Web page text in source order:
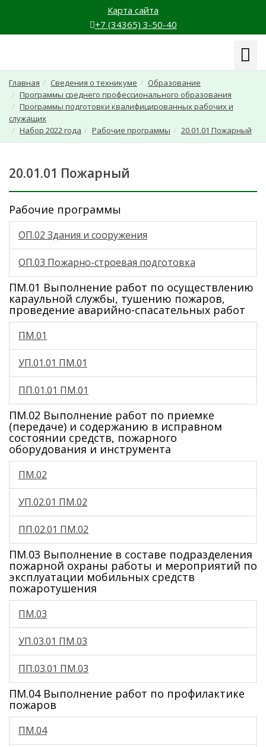
Карта сайта
+7 (34365) 3-50-40
Главная Сведения о техникуме
Образование
Программы среднего профессионального образования
Программы подготовки квалифицированных рабочих и
служащих
Набор 2022 года
Рабочие программы 20.01.01 Пожарный
20.01.01 Пожарный
Рабочие программы
ОП.02 Здания и сооружения
ОП.03 Пожарно-строевая подготовка
ПМ.01 Выполнение работ по осуществлению
караульной службы, тушению пожаров,
проведение аварийно-спасательных работ
ПМ.01
УП.01.01 ПМ.01
ПП.01.01 ПМ.01
ПМ.02 Выполнение работ по приемке
(передаче) и содержанию в исправном
состоянии средств, пожарного
оборудования и инструмента
ПМ.02
УП.02.01 ПМ.02
ПП.02.01 ПМ.02
ПМ.03 Выполнение в составе подразделения
пожарной охраны работы и мероприятий по
эксплуатации мобильных средств
пожаротушения
ПМ.03
УП.03.01 ПМ.03
ПП.03.01 ПМ.03
ПМ.04 Выполнение работ по профилактике
пожаров
ПМ.04